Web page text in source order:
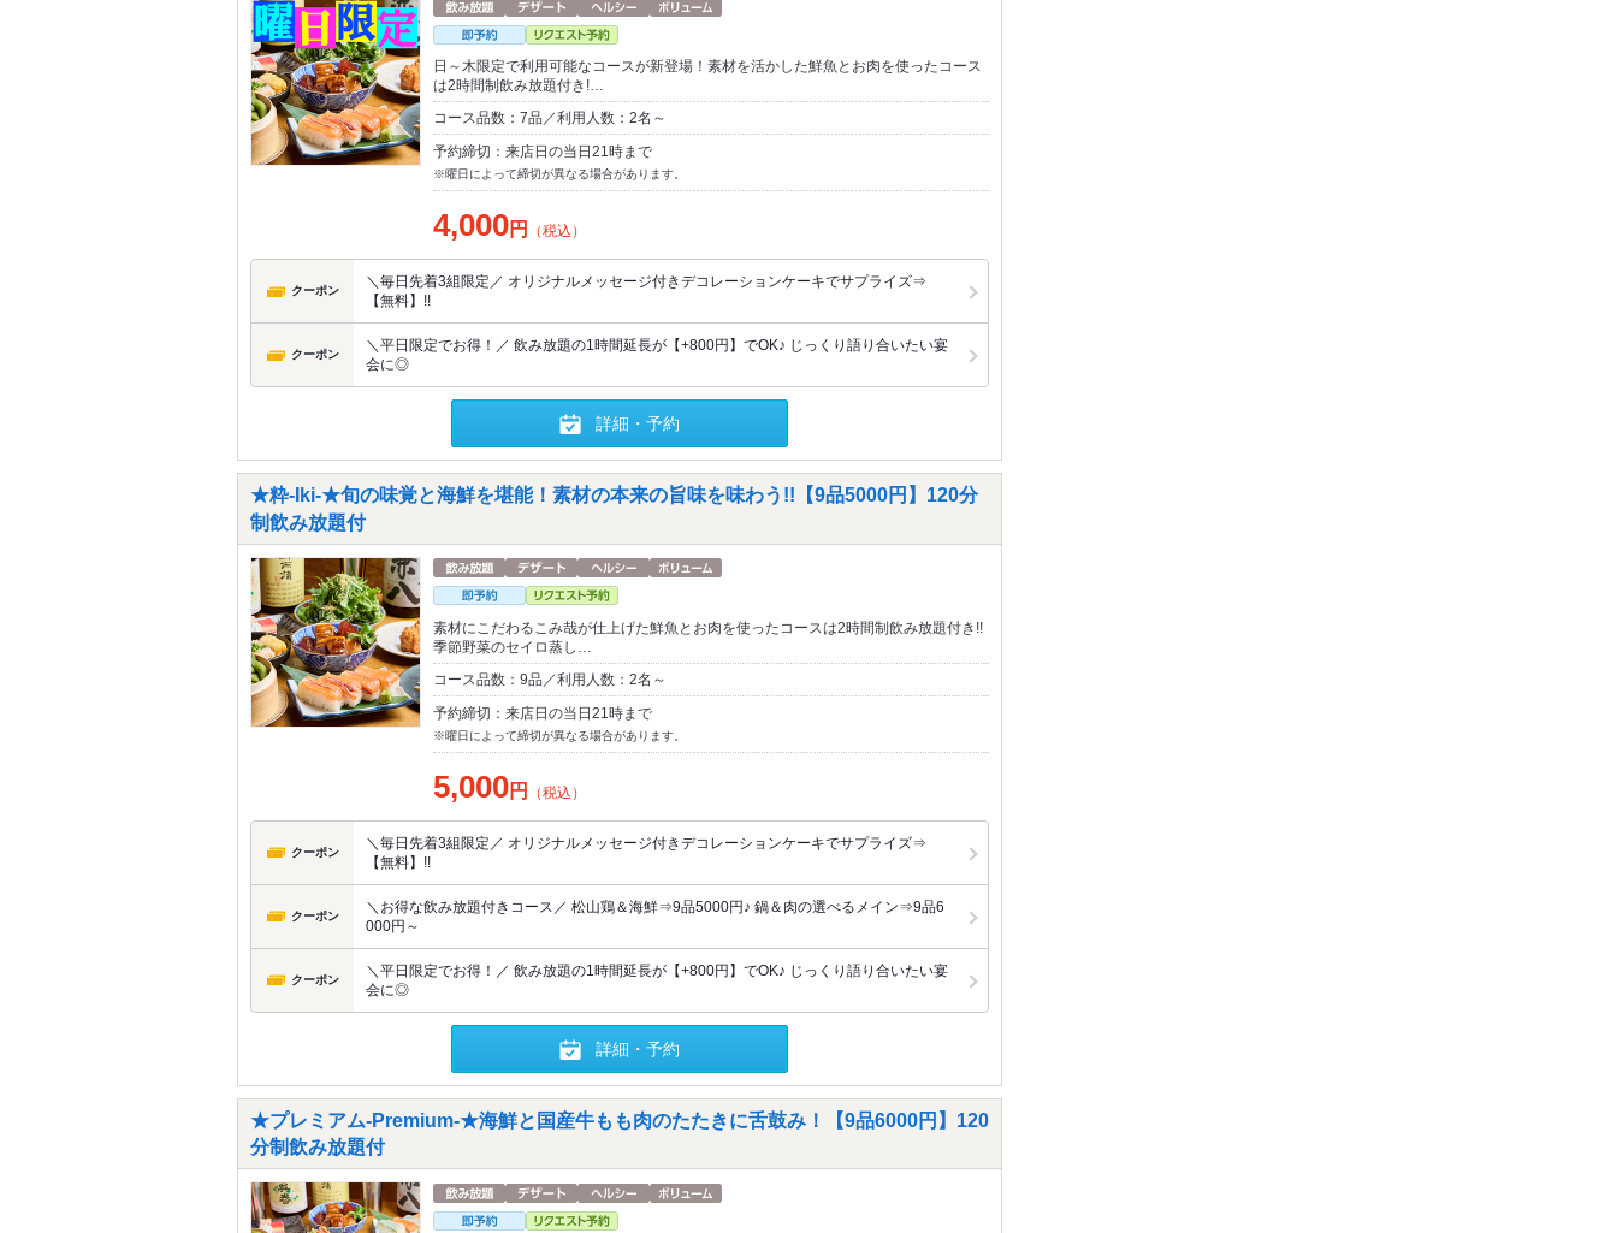
日～木限定で利用可能なコースが新登場！素材を活かした鮮魚とお肉を使ったコース
は2時間制飲み放題付き!…
コース品数：7品／利用人数：2名～
予約締切：来店日の当日21時まで
※曜日によって締切が異なる場合があります。
4,000円 （税込）
クーポン
＼毎日先着3組限定／ オリジナルメッセージ付きデコレーションケーキでサプライズ⇒
【無料】!!
クーポン
＼平日限定でお得！／ 飲み放題の1時間延長が【+800円】でOK♪ じっくり語り合いたい宴
会に◎
詳細・予約
★粋-Iki-★旬の味覚と海鮮を堪能！素材の本来の旨味を味わう!!【9品5000円】120分
制飲み放題付
素材にこだわるこみ哉が仕上げた鮮魚とお肉を使ったコースは2時間制飲み放題付き!!
季節野菜のセイロ蒸し…
コース品数：9品／利用人数：2名～
予約締切：来店日の当日21時まで
※曜日によって締切が異なる場合があります。
5,000円 （税込）
クーポン
＼毎日先着3組限定／ オリジナルメッセージ付きデコレーションケーキでサプライズ⇒
【無料】!!
クーポン
＼お得な飲み放題付きコース／ 松山鶏＆海鮮⇒9品5000円♪ 鍋＆肉の選べるメイン⇒9品6
000円～
クーポン
＼平日限定でお得！／ 飲み放題の1時間延長が【+800円】でOK♪ じっくり語り合いたい宴
会に◎
詳細・予約
★プレミアム-Premium-★海鮮と国産牛もも肉のたたきに舌鼓み！【9品6000円】120
分制飲み放題付